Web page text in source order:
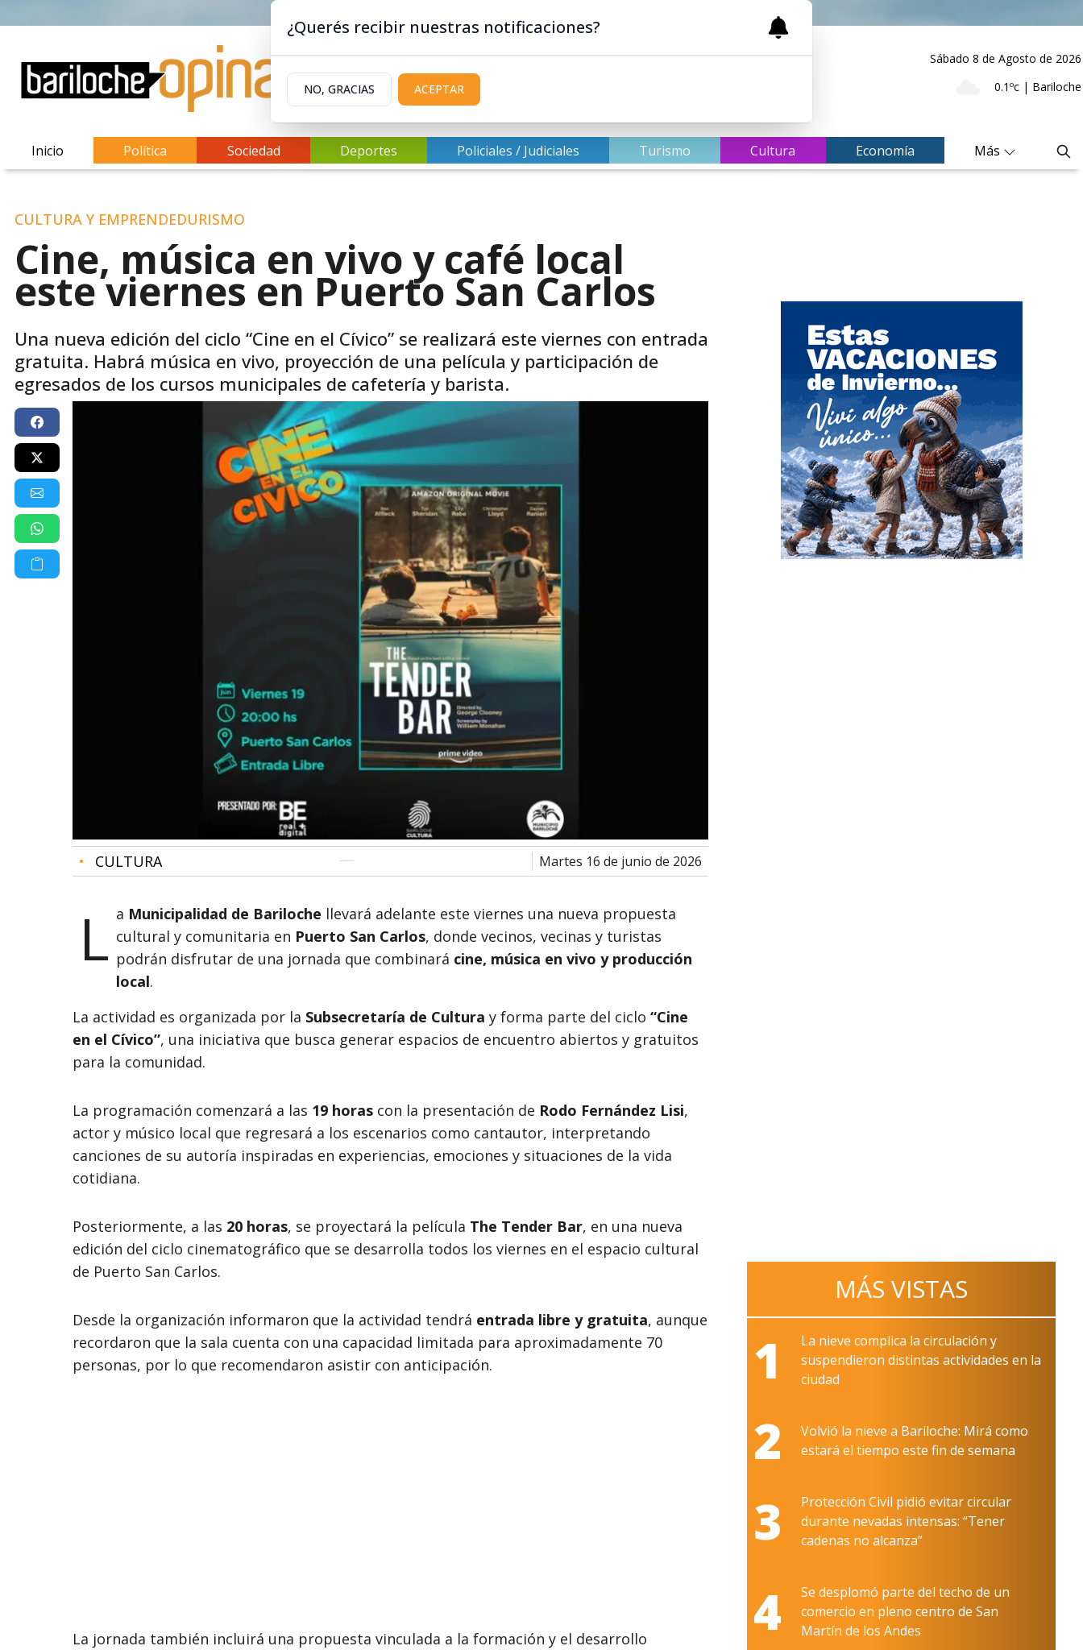
Sábado 8 de Agosto de 2026
0.1ºc | Bariloche
Inicio Política Sociedad Deportes Policiales / Judiciales Turismo Cultura Economía Más
CULTURA Y EMPRENDEDURISMO
Cine, música en vivo y café local
este viernes en Puerto San Carlos
Una nueva edición del ciclo “Cine en el Cívico” se realizará este viernes con entrada
gratuita. Habrá música en vivo, proyección de una película y participación de
egresados de los cursos municipales de cafetería y barista.
• CULTURA martes 16 de junio de 2026
L a Municipalidad de Bariloche llevará adelante este viernes una nueva propuesta
cultural y comunitaria en Puerto San Carlos, donde vecinos, vecinas y turistas
podrán disfrutar de una jornada que combinará cine, música en vivo y producción
local.
La actividad es organizada por la Subsecretaría de Cultura y forma parte del ciclo “Cine
en el Cívico”, una iniciativa que busca generar espacios de encuentro abiertos y gratuitos
para la comunidad.
La programación comenzará a las 19 horascon la presentación de Rodo Fernández Lisi,
actor y músico local que regresará a los escenarios como cantautor, interpretando
canciones de su autoría inspiradas en experiencias, emociones y situaciones de la vida
cotidiana.
Posteriormente, a las 20 horas, se proyectará la película The Tender Bar, en una nueva
edición del ciclo cinematográfico que se desarrolla todos los viernes en el espacio cultural
de Puerto San Carlos.
Desde la organización informaron que la actividad tendrá entrada libre y gratuita, aunque
recordaron que la sala cuenta con una capacidad limitada para aproximadamente 70
personas, por lo que recomendaron asistir con anticipación.
La jornada también incluirá una propuesta vinculada a la formación y el desarrollo
MÁS VISTAS
1
La nieve complica la circulación y
suspendieron distintas actividades en la
ciudad
2
Volvió la nieve a Bariloche: Mirá como
estará el tiempo este fin de semana
3
Protección Civil pidió evitar circular
durante nevadas intensas: “Tener
cadenas no alcanza”
4
Se desplomó parte del techo de un
comercio en pleno centro de San
Martín de los Andes
¿Querés recibir nuestras notificaciones?
NO, GRACIAS ACEPTAR